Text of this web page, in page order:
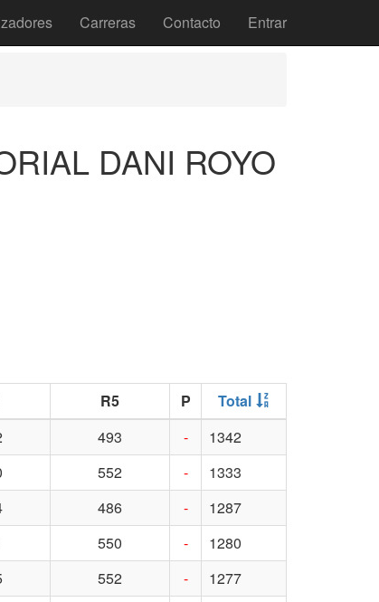
Carreras Contacto Entrar
DANI ROYO
R5 P
Total
493 -
1342
552 -
1333
486 -
1287
550 -
1280
552 -
1277